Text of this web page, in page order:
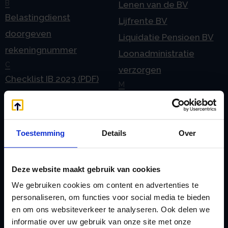
Toestemming Details Over
Deze website maakt gebruik van cookies
We gebruiken cookies om content en advertenties te
personaliseren, om functies voor social media te bieden
en om ons websiteverkeer te analyseren. Ook delen we
informatie over uw gebruik van onze site met onze
B
Belastingdienst
doorgeven
rekeningnummer
C
Checklist IB 2023 (PDF)
Checklist IB 2023 (Word)
Checklist IB 2024 (PDF)
Checklist IB 2024 (Word)
eHerkenning voor uw
Stamrecht BV
Lenen van de BV
Lijfrente BV
Liquidatie Pensioen BV
Loonadministratie
verzorgen
M
Mogelijkheden
O
Onzakelijke lening
Stamrecht BV
Oprichten BV door